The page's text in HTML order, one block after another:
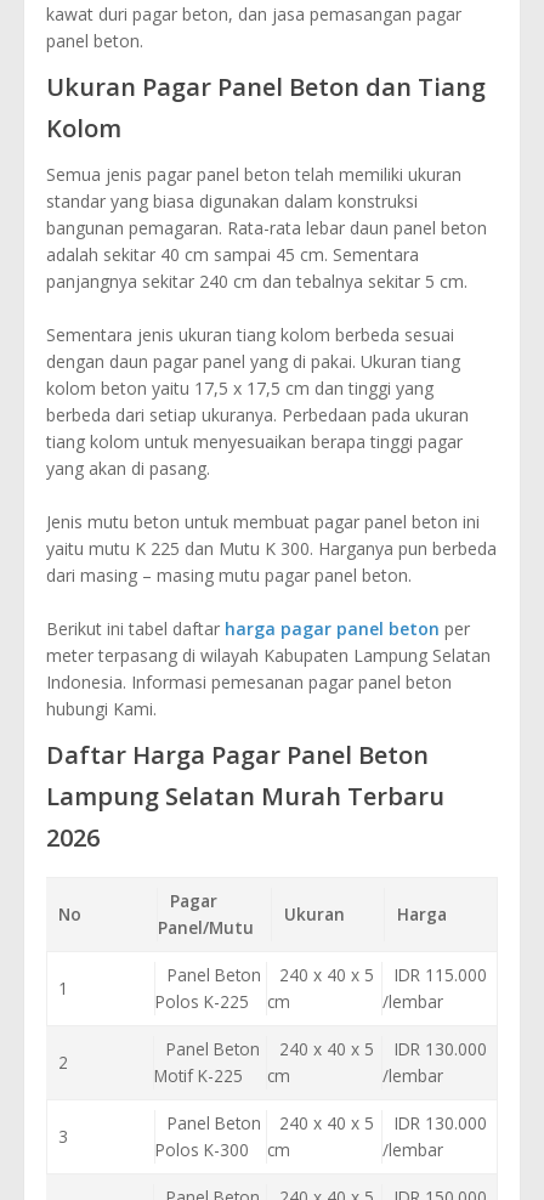
kawat duri pagar beton, dan jasa pemasangan pagar
panel beton.
Ukuran Pagar Panel Beton dan Tiang
Kolom
Semua jenis pagar panel beton telah memiliki ukuran
standar yang biasa digunakan dalam konstruksi
bangunan pemagaran. Rata-rata lebar daun panel beton
adalah sekitar 40 cm sampai 45 cm. Sementara
panjangnya sekitar 240 cm dan tebalnya sekitar 5 cm.
Sementara jenis ukuran tiang kolom berbeda sesuai
dengan daun pagar panel yang di pakai. Ukuran tiang
kolom beton yaitu 17,5 x 17,5 cm dan tinggi yang
berbeda dari setiap ukuranya. Perbedaan pada ukuran
tiang kolom untuk menyesuaikan berapa tinggi pagar
yang akan di pasang.
Jenis mutu beton untuk membuat pagar panel beton ini
yaitu mutu K 225 dan Mutu K 300. Harganya pun berbeda
dari masing – masing mutu pagar panel beton.
Berikut ini tabel daftar harga pagar panel beton per
meter terpasang di wilayah Kabupaten Lampung Selatan
Indonesia. Informasi pemesanan pagar panel beton
hubungi Kami.
Daftar Harga Pagar Panel Beton
Lampung Selatan Murah Terbaru
2026
No
Pagar
Panel/Mutu
Ukuran Harga
1
Panel Beton
Polos K-225
240 x 40 x 5
cm
IDR 115.000
/lembar
2
Panel Beton
Motif K-225
240 x 40 x 5
cm
IDR 130.000
/lembar
3
Panel Beton
Polos K-300
240 x 40 x 5
cm
IDR 130.000
/lembar